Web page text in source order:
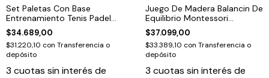
Set Paletas Con Base
Entrenamiento Tenis Padel
Con Pelota
$34.689,00
$31.220,10 con Transferencia o
depósito
3 cuotas sin interés de
Juego De Madera Balancin De
Equilibrio Montessori
Multicolor
$37.099,00
$33.389,10 con Transferencia o
depósito
3 cuotas sin interés de